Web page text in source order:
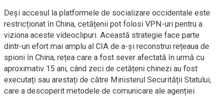
Deși accesul la platformele de socializare occidentale este
restricționat în China, cetățenii pot folosi VPN-uri pentru a
viziona aceste videoclipuri. Această strategie face parte
dintr-un efort mai amplu al CIA de a-și reconstrui rețeaua de
spioni în China, rețea care a fost sever afectată în urmă cu
aproximativ 15 ani, când zeci de cetățeni chinezi au fost
executați sau arestați de către Ministerul Securității Statului,
care a descoperit metodele de comunicare ale agenției.